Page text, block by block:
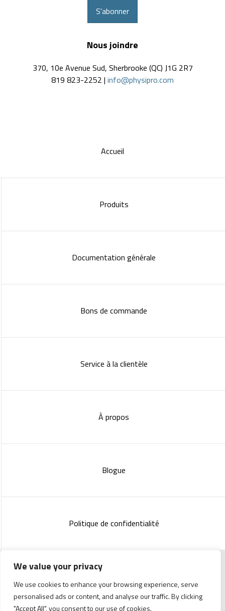
We value your privacy
We use cookies to enhance your browsing experience, serve
personalised ads or content, and analyse our traffic. By clicking
"Accept All", you consent to our use of cookies.
S'abonner
Nous joindre
370, 10e Avenue Sud, Sherbrooke (QC) J1G 2R7
819 823-2252 | info@physipro.com
Accueil
Produits
Documentation générale
Bons de commande
Service à la clientèle
À propos
Blogue
Politique de confidentialité
Copyright 2023 :Standish Communications& Mélissa
Lachance